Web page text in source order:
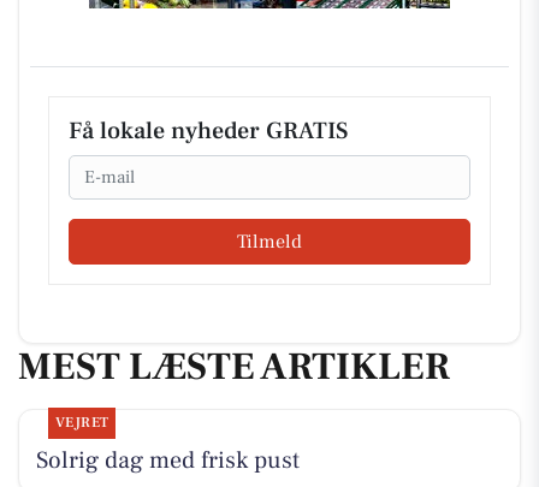
Få lokale nyheder GRATIS
Email
Tilmeld
MEST LÆSTE ARTIKLER
VEJRET
Solrig dag med frisk pust